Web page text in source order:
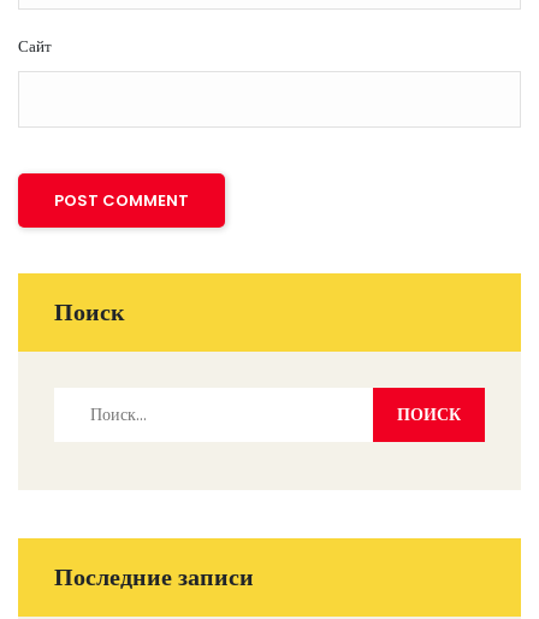
Сайт
Поиск
Последние записи